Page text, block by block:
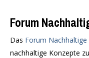
Forum
Das Forum Nachhaltige
nachhaltige Konzepte